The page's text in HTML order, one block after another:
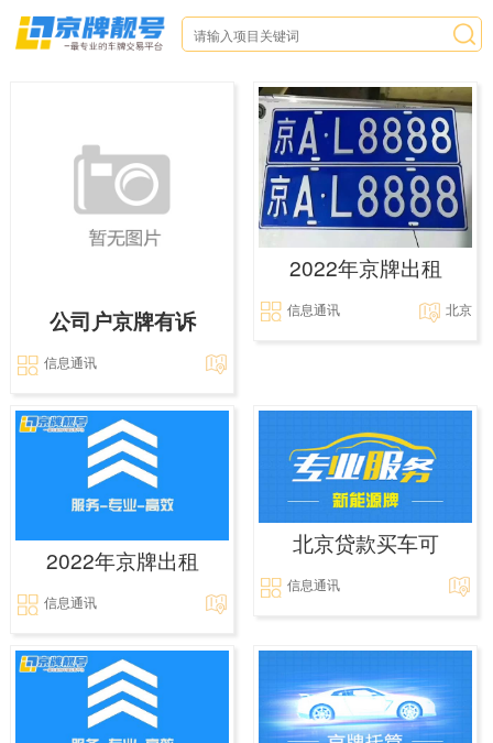
公司户京牌有诉
信息通讯
2022年京牌出租
信息通讯 北京
2022年京牌出租
信息通讯
北京贷款买车可
信息通讯